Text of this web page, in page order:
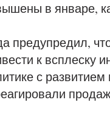
в январе,
предупредил,
к всплеску
с